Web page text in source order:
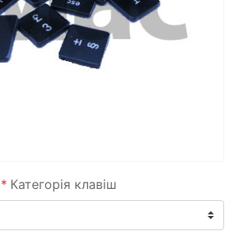
* Категорія клавіш